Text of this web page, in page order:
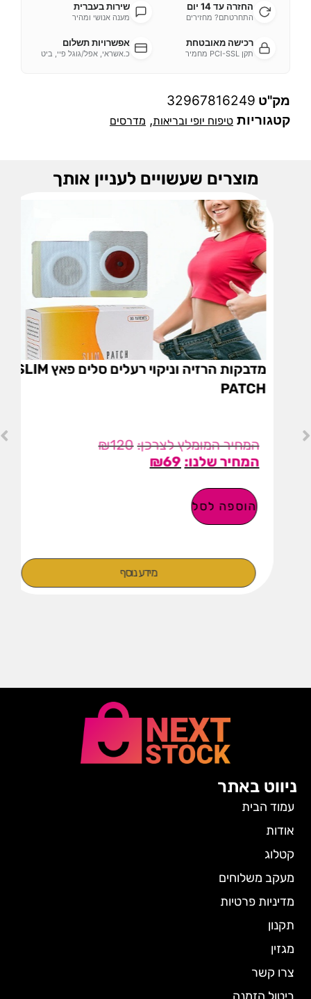
החזרה עד 14 יום
התחרטתם? מחזירים
שירות בעברית
מענה אנושי ומהיר
רכישה מאובטחת
תקן PCI-SSL מחמיר
אפשרויות תשלום
כ.אשראי, אפל/גוגל פיי, ביט
מק"ט 32967816249
קטגוריות טיפוח יופי ובריאות, מדרסים
מוצרים שעשויים לעניין אותך
מדבקות הרזיה וניקוי רעלים סלים פאץ SLIM
PATCH
₪120
₪69
הוספה לסל
מידע נוסף
ניווט באתר
עמוד הבית
אודות
קטלוג
מעקב משלוחים
מדיניות פרטיות
תקנון
מגזין
צרו קשר